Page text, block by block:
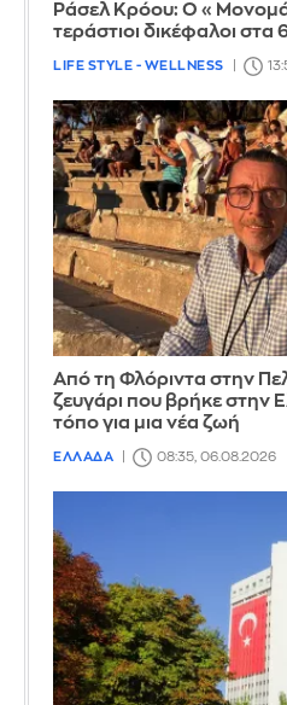
Ράσελ Κρόου: Ο
τεράστιοι δικέφαλοι στα
LIFE STYLE - WELLNESS
Από τη Φλόριντα στην
ζευγάρι που βρήκε στην
τόπο για μια νέα ζωή
ΕΛΛΑΔΑ 08:35, 06.08.2026